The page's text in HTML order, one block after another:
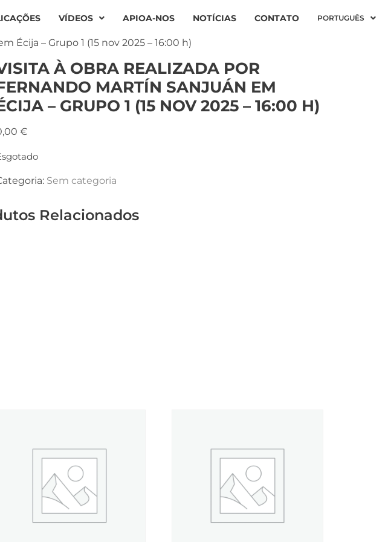
VÍDEOS APIOA-NOS NOTÍCIAS CONTATO PORTUGUÊS
Écija – Grupo 1 (15 nov 2025 – 16:00 h)
À OBRA REALIZADA POR
MARTÍN SANJUÁN EM
– GRUPO 1 (15 NOV 2025 – 16:00 H)
€
Sem categoria
Relacionados